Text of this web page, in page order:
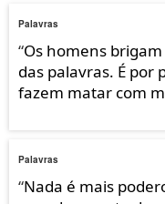
Palavras
“Os homens
das palavras. É por
fazem matar com
Palavras
“Nada é mais